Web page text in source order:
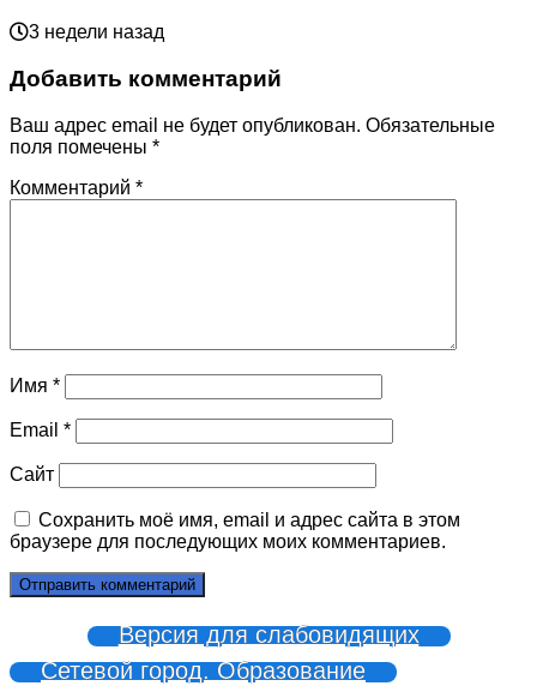
3 недели назад
Добавить комментарий
Ваш адрес email не будет опубликован. Обязательные
поля помечены *
Комментарий *
Имя *
Email *
Сайт
Сохранить моё имя, email и адрес сайта в этом
браузере для последующих моих комментариев.
Версия для слабовидящих
Сетевой город. Образование